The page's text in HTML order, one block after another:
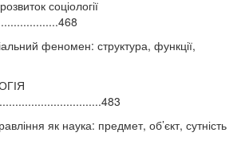
соціології
феномен: структура, функції,
як наука: предмет, об’єкт, сутність